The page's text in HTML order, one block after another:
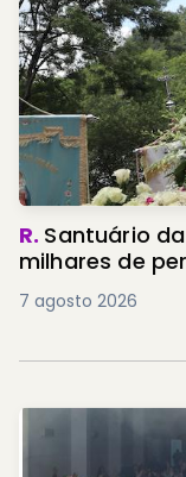
R. Santuário
milhares de
7 agosto 2026